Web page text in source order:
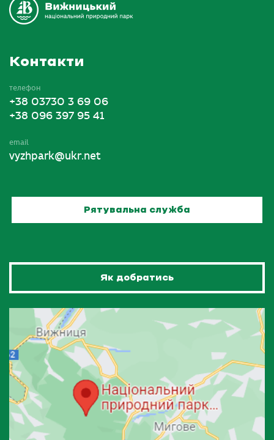
Контакти
телефон
+38 03730 3 69 06
+38 096 397 95 41
email
vyzhpark@ukr.net
Рятувальна служба
Як добратись